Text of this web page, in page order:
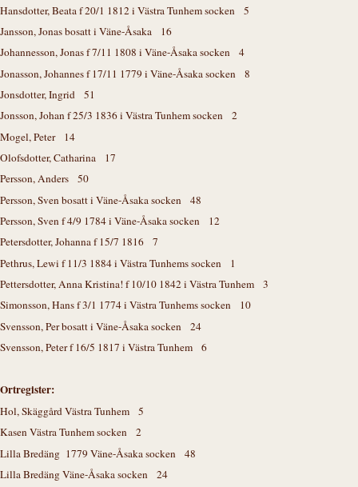
Hansdotter, Beata f 20/1 1812 i Västra Tunhem socken 5
Jansson, Jonas bosatt i Väne-Åsaka 16
Johannesson, Jonas f 7/11 1808 i Väne-Åsaka socken 4
Jonasson, Johannes f 17/11 1779 i Väne-Åsaka socken 8
Jonsdotter, Ingrid 51
Jonsson, Johan f 25/3 1836 i Västra Tunhem socken 2
Mogel, Peter 14
Olofsdotter, Catharina 17
Persson, Anders 50
Persson, Sven bosatt i Väne-Åsaka socken 48
Persson, Sven f 4/9 1784 i Väne-Åsaka socken 12
Petersdotter, Johanna f 15/7 1816 7
Pethrus, Lewi f 11/3 1884 i Västra Tunhems socken 1
Pettersdotter, Anna Kristina! f 10/10 1842 i Västra Tunhem 3
Simonsson, Hans f 3/1 1774 i Västra Tunhems socken 10
Svensson, Per bosatt i Väne-Åsaka socken 24
Svensson, Peter f 16/5 1817 i Västra Tunhem 6
Ortregister:
Hol, Skäggård Västra Tunhem 5
Kasen Västra Tunhem socken 2
Lilla Bredäng 1779 Väne-Åsaka socken 48
Lilla Bredäng Väne-Åsaka socken 24